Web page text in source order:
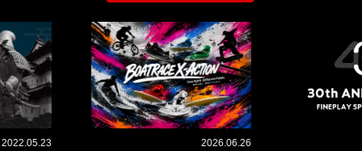
2022.05.23 2026.06.26